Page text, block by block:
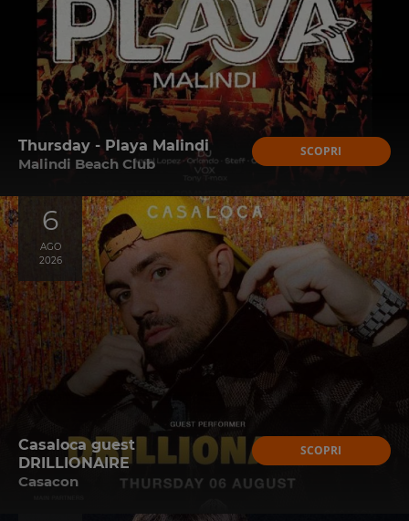
Thursday - Playa Malindi
Malindi Beach Club
SCOPRI
6
AGO
2026
Casaloca guest
DRILLIONAIRE
Casacon
SCOPRI